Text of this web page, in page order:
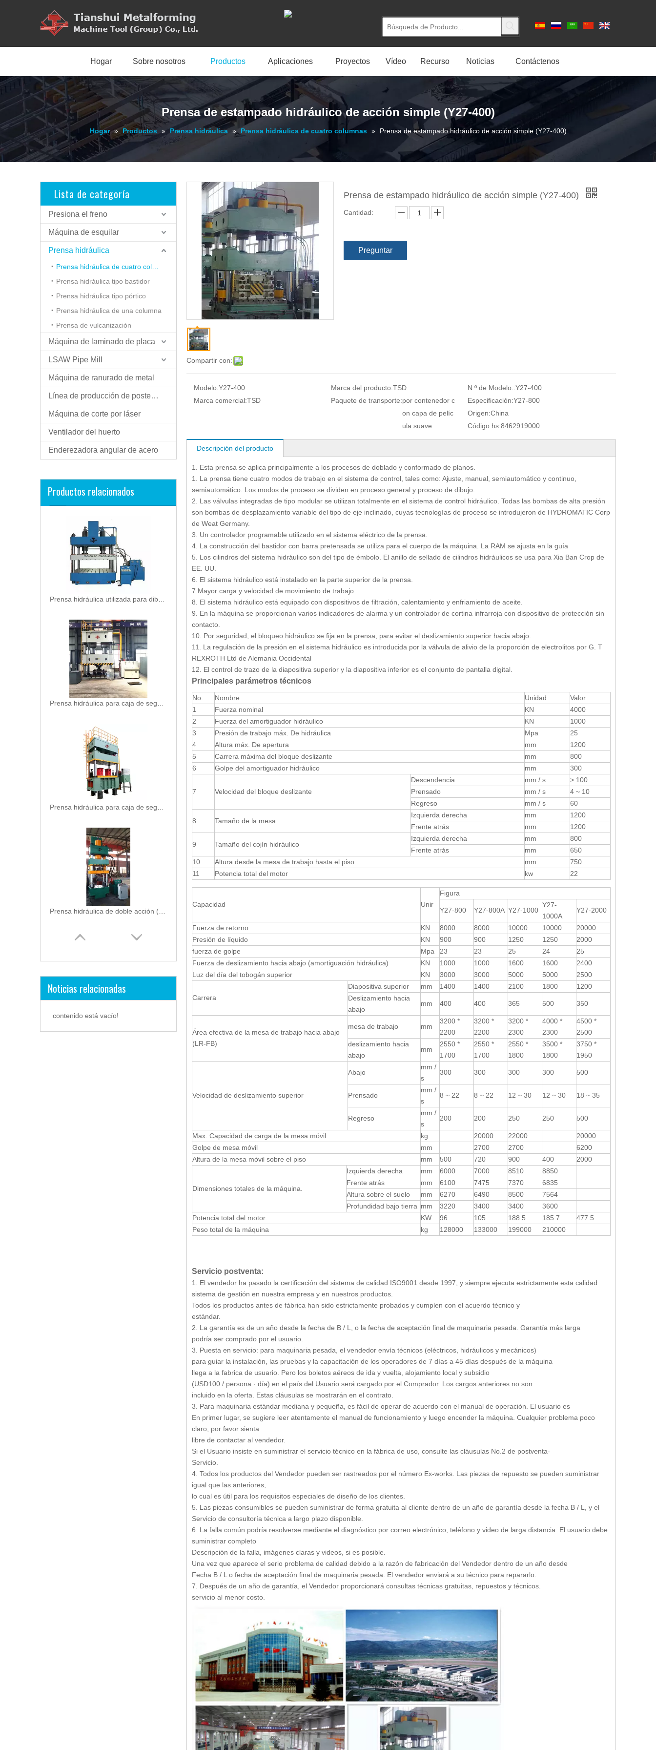
Hogar Sobre nosotros Productos Aplicaciones Proyectos Vídeo Recurso Noticias Contáctenos
Prensa de estampado hidráulico de acción simple (Y27-400)
Hogar » Productos » Prensa hidráulica » Prensa hidráulica de cuatro columnas » Prensa de estampado hidráulico de acción simple (Y27-400)
Lista de categoría
Presiona el freno
Máquina de esquilar
Prensa hidráulica
Prensa hidráulica tipo bastidor
Prensa hidráulica tipo pórtico
Prensa hidráulica de una columna
Prensa de vulcanización
Máquina de laminado de placa
LSAW Pipe Mill
Máquina de ranurado de metal
Línea de producción de postes ligeros
Máquina de corte por láser
Ventilador del huerto
Enderezadora angular de acero
Productos relacionados
Noticias relacionadas
contenido está vacío!
Compartir con:
Prensa de estampado hidráulico de acción simple (Y27-400)
Cantidad:
Preguntar
Modelo:Y27-400 Marca del producto:TSD N º de Modelo.:Y27-400
Marca comercial:TSD Paquete de transporte:por contenedor c
on capa de pelíc
ula suave
Especificación:Y27-800
Origen:China
Código hs:8462919000
Descripción del producto
1. Esta prensa se aplica principalmente a los procesos de doblado y conformado de planos.
1. La prensa tiene cuatro modos de trabajo en el sistema de control, tales como: Ajuste, manual, semiautomático y continuo,
semiautomático. Los modos de proceso se dividen en proceso general y proceso de dibujo.
2. Las válvulas integradas de tipo modular se utilizan totalmente en el sistema de control hidráulico. Todas las bombas de alta presión
son bombas de desplazamiento variable del tipo de eje inclinado, cuyas tecnologías de proceso se introdujeron de HYDROMATIC Corp
de Weat Germany.
3. Un controlador programable utilizado en el sistema eléctrico de la prensa.
4. La construcción del bastidor con barra pretensada se utiliza para el cuerpo de la máquina. La RAM se ajusta en la guía
5. Los cilindros del sistema hidráulico son del tipo de émbolo. El anillo de sellado de cilindros hidráulicos se usa para Xia Ban Crop de
EE. UU.
6. El sistema hidráulico está instalado en la parte superior de la prensa.
7 Mayor carga y velocidad de movimiento de trabajo.
8. El sistema hidráulico está equipado con dispositivos de filtración, calentamiento y enfriamiento de aceite.
9. En la máquina se proporcionan varios indicadores de alarma y un controlador de cortina infrarroja con dispositivo de protección sin
contacto.
10. Por seguridad, el bloqueo hidráulico se fija en la prensa, para evitar el deslizamiento superior hacia abajo.
11. La regulación de la presión en el sistema hidráulico es introducida por la válvula de alivio de la proporción de electrolitos por G. T
REXROTH Ltd de Alemania Occidental
12. El control de trazo de la diapositiva superior y la diapositiva inferior es el conjunto de pantalla digital
Principales parámetros técnicos
No. Nombre Unidad
Valor
1
Fuerza nominal KN
4000
2
Fuerza del amortiguador hidráulico KN
1000
3
Presión de trabajo máx. De hidráulica Mpa
25
4
Altura máx. De apertura mm
1200
5
Carrera máxima del bloque deslizante mm
800
6
Golpe del amortiguador hidráulico mm 300
7 Velocidad del bloque deslizante
Descendencia mm / s
> 100
Prensado
mm / s
4 ~ 10
Regreso
mm / s 60
8 Tamaño de la mesa
Izquierda derecha mm
1200
Frente atrás
mm 1200
9 Tamaño del cojín hidráulico
Izquierda derecha mm
800
Frente atrás
mm
650
10
Altura desde la mesa de trabajo hasta el piso mm
750
11
Potencia total del motor kw 22
Capacidad Unir
Figura
Y27-800 Y27-800A Y27-1000
Y27-
1000A
Y27-2000
Fuerza de retorno KN 8000 8000 10000 10000
20000
Presión de líquido
KN 900 900 1250 1250
2000
fuerza de golpe
Mpa 23 23 25 24
25
Fuerza de deslizamiento hacia abajo (amortiguación hidráulica)
KN 1000 1000 1600 1600
2400
Luz del día del tobogán superior
KN 3000 3000 5000 5000 2500
Carrera
Diapositiva superior mm 1400 1400 2100 1800
1200
Deslizamiento hacia
abajo
mm 400 400 365 500 350
Área efectiva de la mesa de trabajo hacia abajo
(LR-FB)
mesa de trabajo mm
3200 *
2200
3200 *
2200
3200 *
2300
4000 *
2300
4500 *
2500
deslizamiento hacia
abajo
mm
2550 *
1700
2550 *
1700
2550 *
1800
3500 *
1800
3750 *
1950
Velocidad de deslizamiento superior
Abajo
mm /
s
300 300 300 300 500
Prensado
mm /
s
8 ~ 22 8 ~ 22 12 ~ 30 12 ~ 30 18 ~ 35
Regreso
mm /
s
200 200 250 250 500
Max. Capacidad de carga de la mesa móvil kg 20000 22000
20000
Golpe de mesa móvil
mm 2700 2700
6200
Altura de la mesa móvil sobre el piso
mm 500 720 900 400 2000
Dimensiones totales de la máquina.
Izquierda derecha mm 6000 7000 8510
8850
Frente atrás
mm 6100 7475 7370
6835
Altura sobre el suelo
mm 6270 6490 8500
7564
Profundidad bajo tierra mm 3220 3400 3400
3600
Potencia total del motor.
KW 96 105 188.5 185.7
477.5
Peso total de la máquina
kg 128000 133000 199000 210000
Servicio postventa:
1. El vendedor ha pasado la certificación del sistema de calidad ISO9001 desde 1997, y siempre ejecuta estrictamente esta calidad
sistema de gestión en nuestra empresa y en nuestros productos.
Todos los productos antes de fábrica han sido estrictamente probados y cumplen con el acuerdo técnico y
estándar.
2. La garantía es de un año desde la fecha de B / L, o la fecha de aceptación final de maquinaria pesada. Garantía más larga
podría ser comprado por el usuario.
3. Puesta en servicio: para maquinaria pesada, el vendedor envía técnicos (eléctricos, hidráulicos y mecánicos)
para guiar la instalación, las pruebas y la capacitación de los operadores de 7 días a 45 días después de la máquina
llega a la fabrica de usuario. Pero los boletos aéreos de ida y vuelta, alojamiento local y subsidio
(USD100 / persona · día) en el país del Usuario será cargado por el Comprador. Los cargos anteriores no son
incluido en la oferta. Estas cláusulas se mostrarán en el contrato.
3. Para maquinaria estándar mediana y pequeña, es fácil de operar de acuerdo con el manual de operación. El usuario es
En primer lugar, se sugiere leer atentamente el manual de funcionamiento y luego encender la máquina. Cualquier problema poco
claro, por favor sienta
libre de contactar al vendedor.
Si el Usuario insiste en suministrar el servicio técnico en la fábrica de uso, consulte las cláusulas No.2 de postventa-
Servicio.
4. Todos los productos del Vendedor pueden ser rastreados por el número Ex-works. Las piezas de repuesto se pueden suministrar
igual que las anteriores,
lo cual es útil para los requisitos especiales de diseño de los clientes.
5. Las piezas consumibles se pueden suministrar de forma gratuita al cliente dentro de un año de garantía desde la fecha B / L, y el
Servicio de consultoría técnica a largo plazo disponible.
6. La falla común podría resolverse mediante el diagnóstico por correo electrónico, teléfono y video de larga distancia. El usuario debe
suministrar completo
Descripción de la falla, imágenes claras y videos, si es posible.
Una vez que aparece el serio problema de calidad debido a la razón de fabricación del Vendedor dentro de un año desde
Fecha B / L o fecha de aceptación final de maquinaria pesada. El vendedor enviará a su técnico para repararlo.
7. Después de un año de garantía, el Vendedor proporcionará consultas técnicas gratuitas, repuestos y técnicos.
servicio al menor costo.